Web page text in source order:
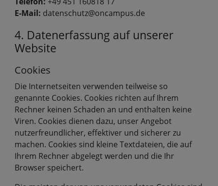
E-Mail: datenschutz@oncampus.de
4. Datenerfassung auf unserer
Website
Cookies
Die Internetseiten verwenden teilweise so
genannte Cookies. Cookies richten auf Ihrem
Rechner keinen Schaden an und enthalten keine
Viren. Cookies dienen dazu, unser Angebot
nutzerfreundlicher, effektiver und sicherer zu
machen. Cookies sind kleine Textdateien, die auf
Ihrem Rechner abgelegt werden und die Ihr
Browser speichert.